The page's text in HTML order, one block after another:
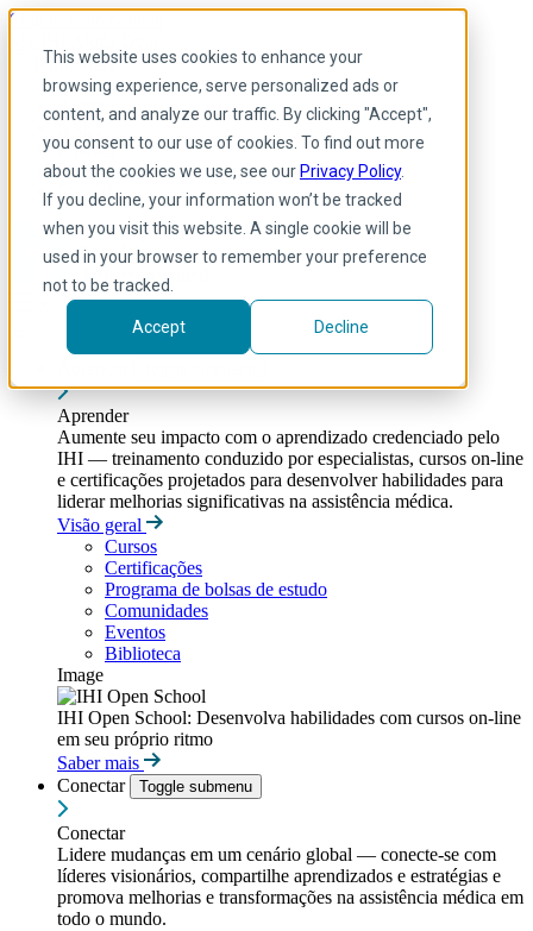
This website uses cookies to enhance your
browsing experience, serve personalized ads or
content, and analyze our traffic. By clicking "Accept",
you consent to our use of cookies. To find out more
about the cookies we use, see our Privacy Policy.
If you decline, your information won’t be tracked
when you visit this website. A single cookie will be
used in your browser to remember your preference
not to be tracked.
Accept Decline
Skip to main content
Portuguese
Arabic
Inglês
Francês
Portuguese
Spanish
Aprender
Aumente seu impacto com o aprendizado credenciado pelo
IHI — treinamento conduzido por especialistas, cursos on-line
e certificações projetados para desenvolver habilidades para
liderar melhorias significativas na assistência médica.
Visão geral
Cursos
Certificações
Programa de bolsas de estudo
Comunidades
Eventos
Biblioteca
Image
IHI Open School: Desenvolva habilidades com cursos on-line
em seu próprio ritmo
Saber mais
Conectar
Toggle submenu
Conectar
Lidere mudanças em um cenário global — conecte-se com
líderes visionários, compartilhe aprendizados e estratégias e
promova melhorias e transformações na assistência médica em
todo o mundo.